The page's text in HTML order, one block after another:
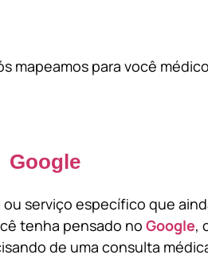
mapeamos para você
Google
serviço específico que
tenha pensado no Google,
de uma consulta